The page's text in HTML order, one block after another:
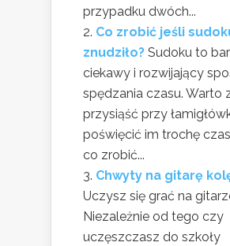
przypadku dwóch...
Co zrobić jeśli
znudziło? Sudoku to
ciekawy i rozwijający
spędzania czasu. Warto
przysiąść przy
poświęcić im trochę
co zrobić...
Chwyty na gitarę
Uczysz się grać na
Niezależnie od tego czy
uczęszczasz do szkoły